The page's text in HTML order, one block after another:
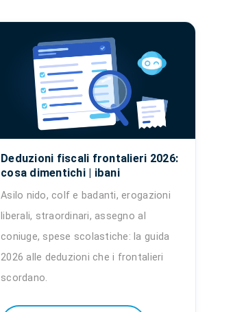
Deduzioni fiscali frontalieri 2026:
cosa dimentichi | ibani
Asilo nido, colf e badanti, erogazioni
liberali, straordinari, assegno al
coniuge, spese scolastiche: la guida
2026 alle deduzioni che i frontalieri
scordano.